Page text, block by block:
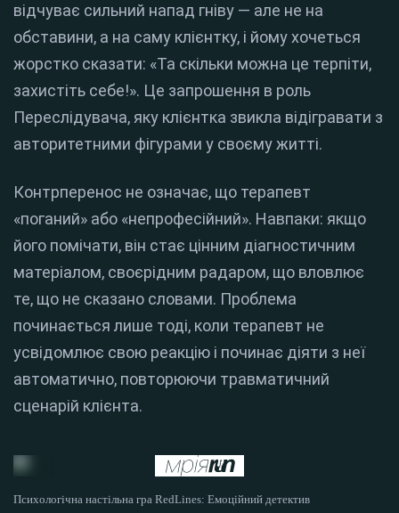
відчуває сильний напад гніву — але не на
обставини, а на саму клієнтку, і йому хочеться
жорстко сказати: «Та скільки можна це терпіти,
захистіть себе!». Це запрошення в роль
Переслідувача, яку клієнтка звикла відігравати з
авторитетними фігурами у своєму житті.
Контрперенос не означає, що терапевт
«поганий» або «непрофесійний». Навпаки: якщо
його помічати, він стає цінним діагностичним
матеріалом, своєрідним радаром, що вловлює
те, що не сказано словами. Проблема
починається лише тоді, коли терапевт не
усвідомлює свою реакцію і починає діяти з неї
автоматично, повторюючи травматичний
сценарій клієнта.
Психологічна настільна гра RedLines: Емоційний детектив